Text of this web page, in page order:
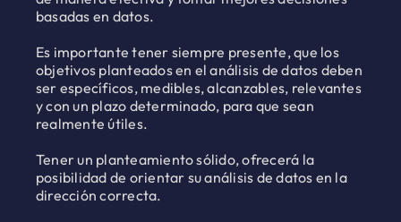
basadas en datos.
Es importante tener siempre presente, que los
objetivos planteados en el análisis de datos deben
ser específicos, medibles, alcanzables, relevantes
y con un plazo determinado, para que sean
realmente útiles.
Tener un planteamiento sólido, ofrecerá la
posibilidad de orientar su análisis de datos en la
dirección correcta.